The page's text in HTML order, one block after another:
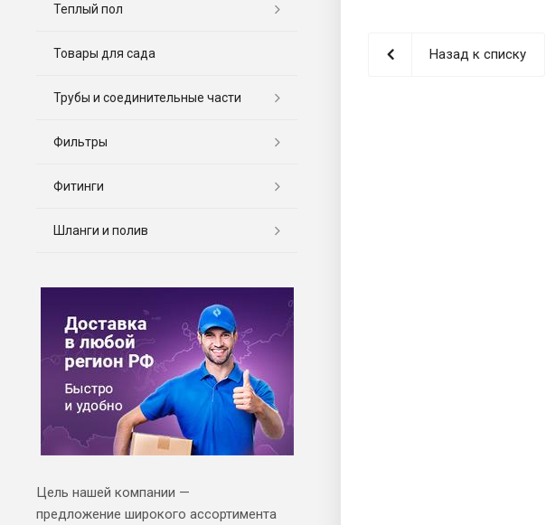
Назад к списку
Теплый пол
Товары для сада
Трубы и соединительные части
Фильтры
Фитинги
Шланги и полив
Цель нашей компании —
предложение широкого ассортимента